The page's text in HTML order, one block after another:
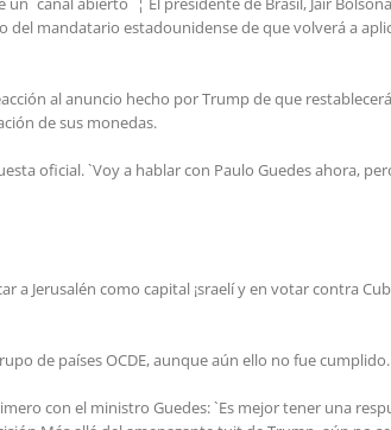
mandatario estadounidense de que volverá a
al anuncio hecho por Trump de que
de sus monedas.
oficial. `Voy a hablar con Paulo Guedes ahora,
Jerusalén como capital ¡sraelí y en votar contra
de países OCDE, aunque aún ello no fue cumplido.
con el ministro Guedes: `Es mejor tener una